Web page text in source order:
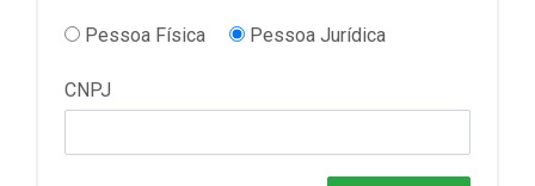
Pessoa Física Pessoa Jurídica
CNPJ